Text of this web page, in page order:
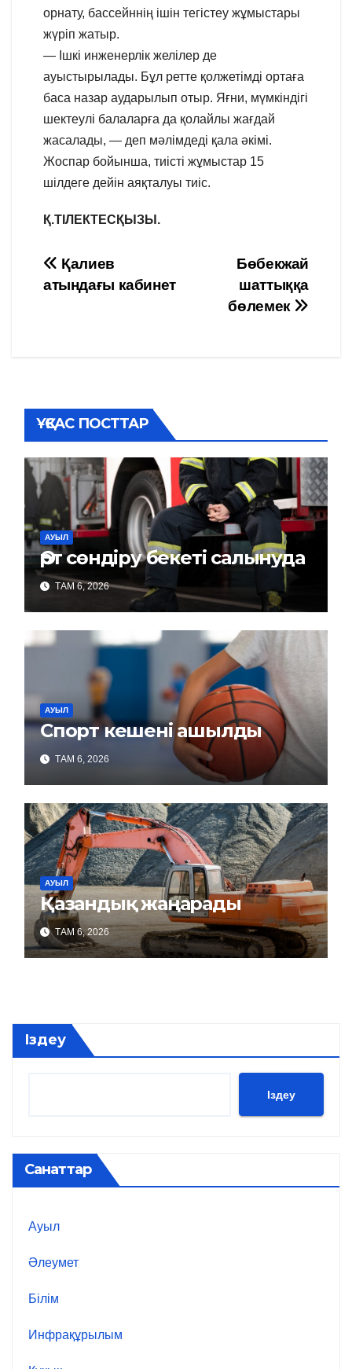
орнату, бассейннің ішін тегістеу жұмыстары
жүріп жатыр.
— Ішкі инженерлік желілер де
ауыстырылады. Бұл ретте қолжетімді ортаға
баса назар аударылып отыр. Яғни, мүмкіндігі
шектеулі балаларға да қолайлы жағдай
жасалады, — деп мәлімдеді қала әкімі.
Жоспар бойынша, тиісті жұмыстар 15
шілдеге дейін аяқталуы тиіс.
Қ.ТІЛЕКТЕСҚЫЗЫ.
Навигация
Бөбекжай
шаттыққа
бөлемек
Қалиев
атындағы кабинет
ҰҚСАС ПОСТТАР
АУЫЛ
Өрт сөндіру бекеті салынуда
ТАМ 6, 2026
АУЫЛ
Спорт кешені ашылды
ТАМ 6, 2026
АУЫЛ
Қазандық жаңарады
ТАМ 6, 2026
Іздеу
Іздеу
Санаттар
Ауыл
Әлеумет
Білім
Инфрақұрылым